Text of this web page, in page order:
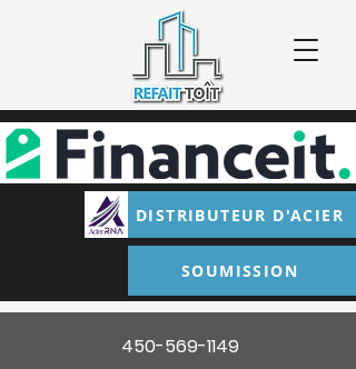
DISTRIBUTEUR D'ACIER
SOUMISSION
450-569-1149